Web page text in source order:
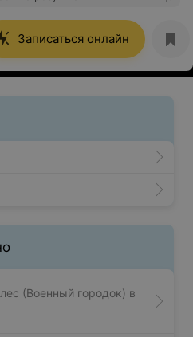
Записаться онлайн
(Военный городок) в